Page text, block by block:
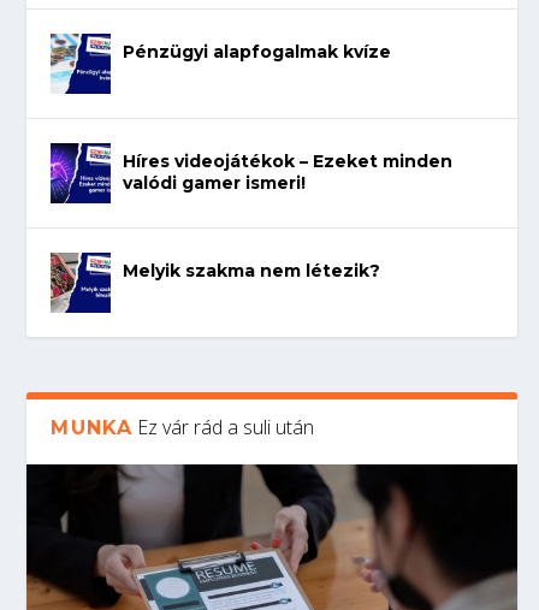
Pénzügyi alapfogalmak kvíze
Híres videojátékok – Ezeket minden
valódi gamer ismeri!
Melyik szakma nem létezik?
MUNKA Ez vár rád a suli után